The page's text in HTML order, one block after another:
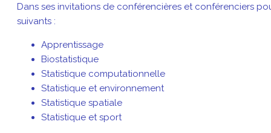
Dans ses invitations de conférencières et conférenciers
suivants :
Apprentissage
Biostatistique
Statistique computationnelle
Statistique et environnement
Statistique spatiale
Statistique et sport